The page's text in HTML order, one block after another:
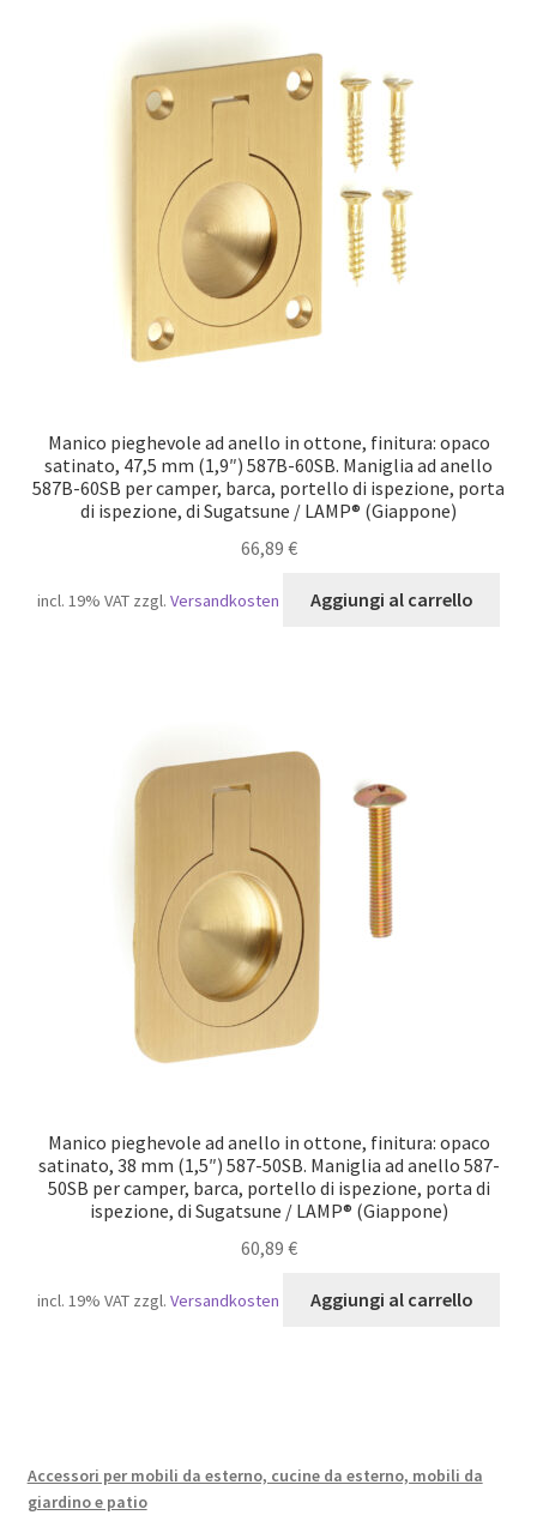
Manico pieghevole ad anello in ottone, finitura: opaco
satinato, 47,5 mm (1,9″) 587B-60SB. Maniglia ad anello
587B-60SB per camper, barca, portello di ispezione, porta
di ispezione, di Sugatsune / LAMP® (Giappone)
66,89 €
incl. 19% VAT zzgl. Versandkosten Aggiungi al carrello
Manico pieghevole ad anello in ottone, finitura: opaco
satinato, 38 mm (1,5″) 587-50SB. Maniglia ad anello 587-
50SB per camper, barca, portello di ispezione, porta di
ispezione, di Sugatsune / LAMP® (Giappone)
60,89 €
incl. 19% VAT zzgl. Versandkosten Aggiungi al carrello
Accessori per mobili da esterno, cucine da esterno, mobili da
giardino e patio